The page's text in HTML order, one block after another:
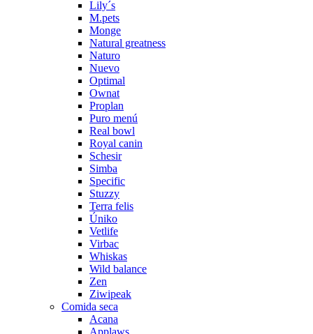
Lily´s
M.pets
Monge
Natural greatness
Naturo
Nuevo
Optimal
Ownat
Proplan
Puro menú
Real bowl
Royal canin
Schesir
Simba
Specific
Stuzzy
Terra felis
Úniko
Vetlife
Virbac
Whiskas
Wild balance
Zen
Ziwipeak
Comida seca
Acana
Applaws